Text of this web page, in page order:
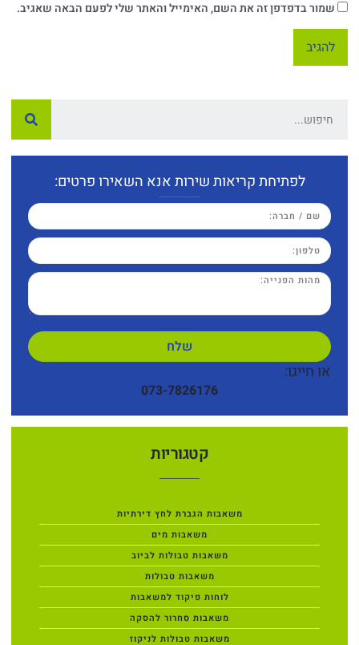
שמור בדפדפן זה את השם, האימייל והאתר שלי לפעם הבאה שאגיב.
לפתיחת קריאות שירות אנא השאירו פרטים:
שלח
או חייגו:
073-7826176
קטגוריות
משאבות הגברת לחץ דירתיות
משאבות מים
משאבות טבולות לביוב
משאבות טבולות
לוחות פיקוד למשאבות
משאבות סחרור להסקה
משאבות טבולות לניקוז